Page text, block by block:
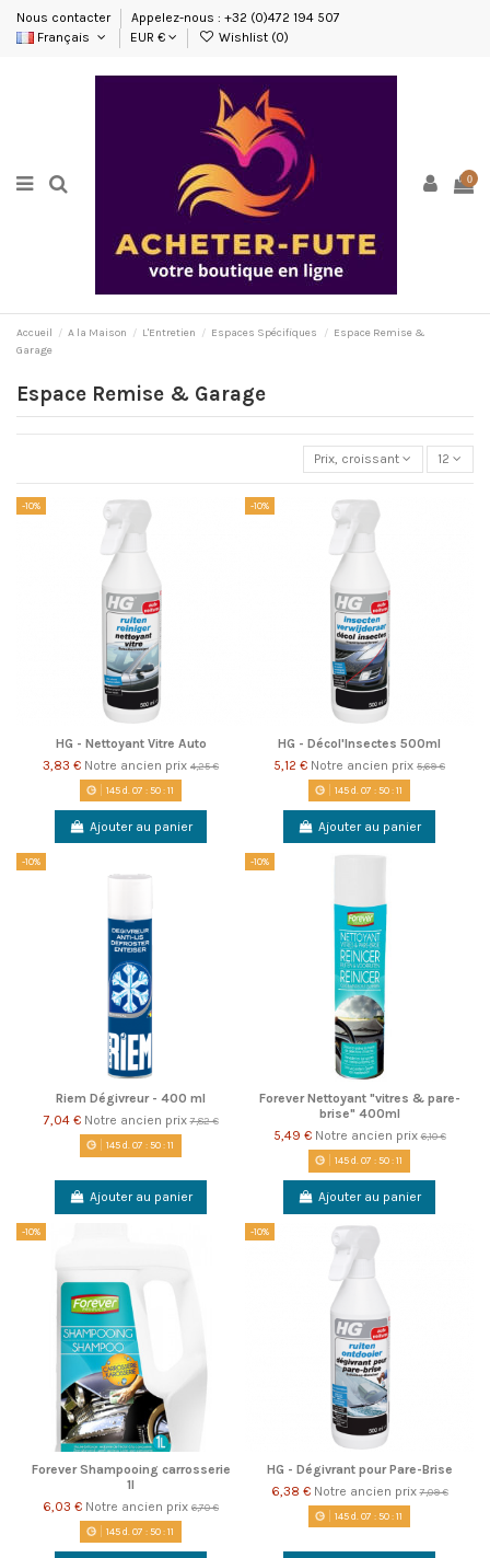
Nous contacter
Appelez-nous : +32 (0)472 194 507
Français
EUR € Wishlist (0)
0
Accueil A la Maison L'Entretien Espaces Spécifiques
Espace Remise &
Garage
Espace Remise & Garage
Prix, croissant 12
-10%
HG - Nettoyant Vitre Auto
3,83 € Notre ancien prix 4,25 €
145d. 07 :50:11
Ajouter au panier
-10%
HG - Décol'Insectes 500ml
5,12 € Notre ancien prix 5,69 €
145d. 07 :50:11
Ajouter au panier
-10%
Riem Dégivreur - 400 ml
7,04 € Notre ancien prix7,82 €
145d.07 :50:11
Ajouter au panier
-10%
Forever Nettoyant "vitres & pare-
brise" 400ml
5,49 € Notre ancien prix6,10 €
145d.07 :50:11
Ajouter au panier
-10%
Forever Shampooing carrosserie
1l
6,03 € Notre ancien prix 6,70 €
145d. 07 :50:11
-10%
HG - Dégivrant pour Pare-Brise
6,38 € Notre ancien prix7,09 €
145d. 07 :50:11